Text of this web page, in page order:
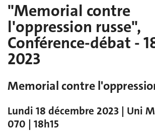
"Memorial contre
l'oppression russe",
Conférence-débat -
2023
Memorial contre
Lundi 18 décembre 2023 | Uni
070 | 18h15